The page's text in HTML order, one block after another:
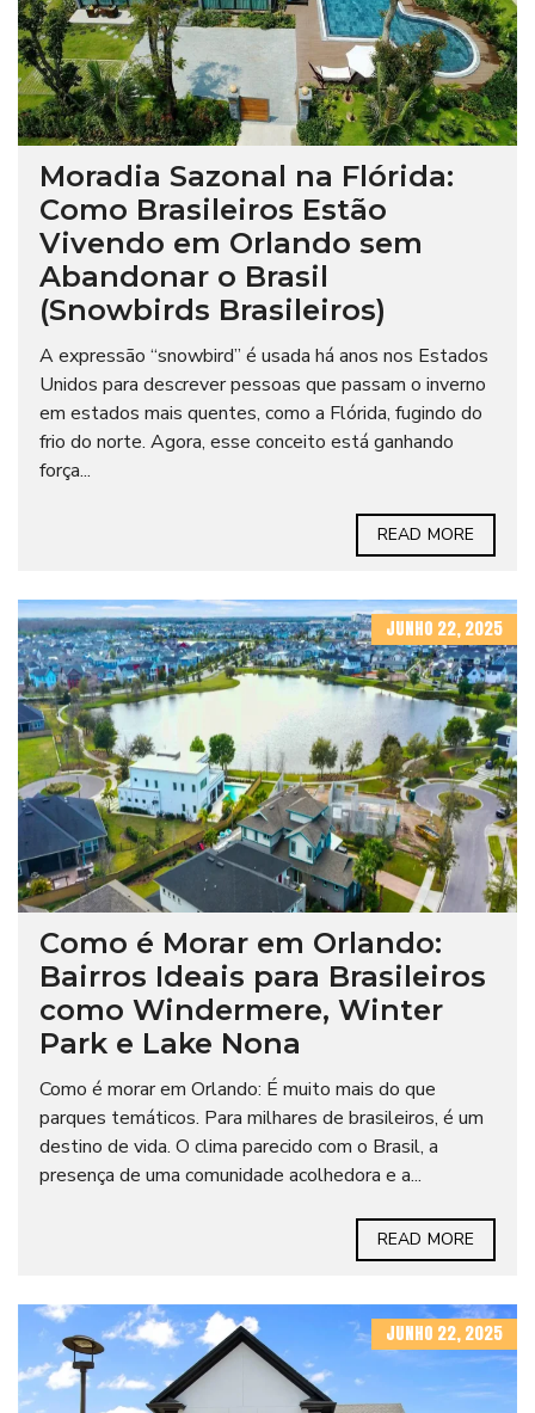
Moradia Sazonal na Flórida:
Como Brasileiros Estão
Vivendo em Orlando sem
Abandonar o Brasil
(Snowbirds Brasileiros)
A expressão “snowbird” é usada há anos nos Estados
Unidos para descrever pessoas que passam o inverno
em estados mais quentes, como a Flórida, fugindo do
frio do norte. Agora, esse conceito está ganhando
força...
READ MORE
JUNHO 22, 2025
Como é Morar em Orlando:
Bairros Ideais para Brasileiros
como Windermere, Winter
Park e Lake Nona
Como é morar em Orlando: É muito mais do que
parques temáticos. Para milhares de brasileiros, é um
destino de vida. O clima parecido com o Brasil, a
presença de uma comunidade acolhedora e a...
READ MORE
JUNHO 22, 2025